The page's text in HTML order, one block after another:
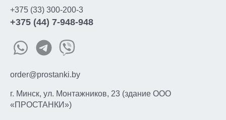
+375 (33) 300-200-3
+375 (44) 7-948-948
order@prostanki.by
г. Минск, ул. Монтажников, 23 (здание ООО
«ПРОСТАНКИ»)